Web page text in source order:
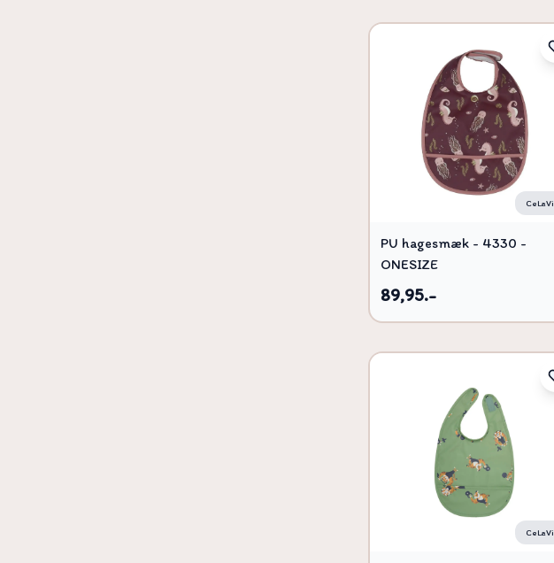
CeLaVi
PU hagesmæk - 4330 -
ONESIZE
89,95.-
CeLaVi